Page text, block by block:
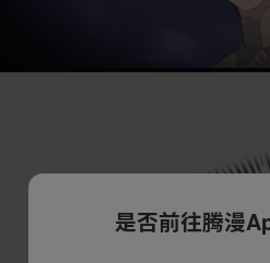
是否前往腾漫